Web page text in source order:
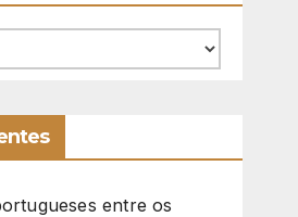
entre os